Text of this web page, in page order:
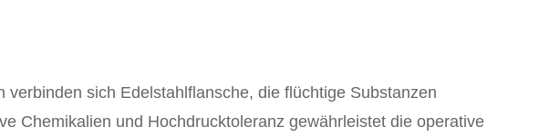
sich Edelstahlflansche, die flüchtige Substanzen
Chemikalien und Hochdrucktoleranz gewährleistet die operative